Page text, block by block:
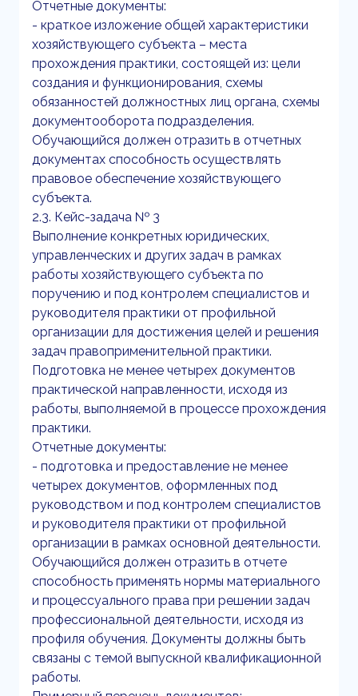
Отчетные документы:
- краткое изложение общей характеристики
хозяйствующего субъекта – места
прохождения практики, состоящей из: цели
создания и функционирования, схемы
обязанностей должностных лиц органа, схемы
документооборота подразделения.
Обучающийся должен отразить в отчетных
документах способность осуществлять
правовое обеспечение хозяйствующего
субъекта.
2.3. Кейс-задача № 3
Выполнение конкретных юридических,
управленческих и других задач в рамках
работы хозяйствующего субъекта по
поручению и под контролем специалистов и
руководителя практики от профильной
организации для достижения целей и решения
задач правоприменительной практики.
Подготовка не менее четырех документов
практической направленности, исходя из
работы, выполняемой в процессе прохождения
практики.
Отчетные документы:
- подготовка и предоставление не менее
четырех документов, оформленных под
руководством и под контролем специалистов
и руководителя практики от профильной
организации в рамках основной деятельности.
Обучающийся должен отразить в отчете
способность применять нормы материального
и процессуального права при решении задач
профессиональной деятельности, исходя из
профиля обучения. Документы должны быть
связаны с темой выпускной квалификационной
работы.